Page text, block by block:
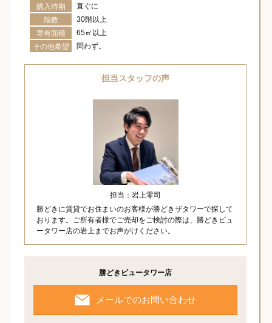
購入時期
直ぐに
階数
30階以上
専有面積
65㎡以上
その他希望
問わず。
担当スタッフの声
担当：岩上零司
勝どきに賃貸でお住まいのお客様が勝どきザタワーで探して
おります。ご所有者様でご売却をご検討の際は、勝どきビュ
ータワー店の岩上までお声がけください。
勝どきビュータワー店
メールでのお問い合わせ